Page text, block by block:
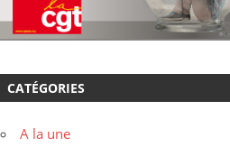
CATÉGORIES
A la une